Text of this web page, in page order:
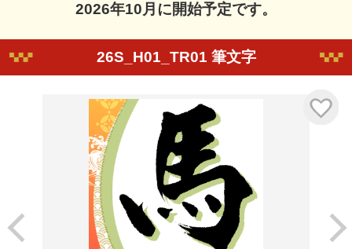
2026年10月に開始予定です。
26S_H01_TR01 筆文字